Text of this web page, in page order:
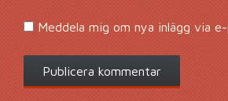
Meddela mig om nya inlägg via